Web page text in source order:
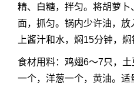
精、白糖，拌匀。将胡萝
面，抓匀。锅内少许油，
上酱汁和水，焖15分钟，焖
食材用料：鸡翅6～7只，
一个，洋葱一个，黄油。适